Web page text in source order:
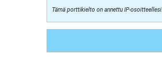
Tämä porttikielto on annettu IP-osoitteellesi.